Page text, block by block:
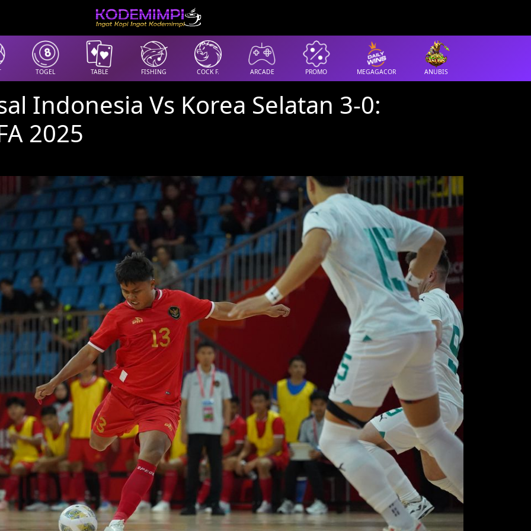
TOGEL TABLE FISHING COCK F. ARCADE PROMO MEGAGACOR ANUBIS
Indonesia Vs Korea Selatan 3-0:
2025